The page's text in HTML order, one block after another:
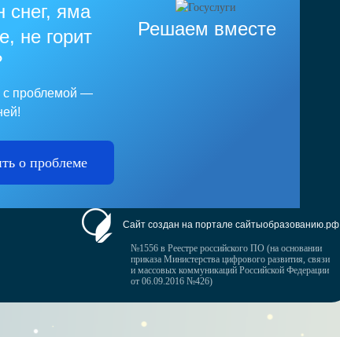
Решаем вместе
снег, яма
не горит
с проблемой —
о проблеме
Сайт создан на портале сайтыобразованию.рф
№1556 в Реестре российского ПО (на основании
приказа Министерства цифрового развития, связи
и массовых коммуникаций Российской Федерации
от 06.09.2016 №426)